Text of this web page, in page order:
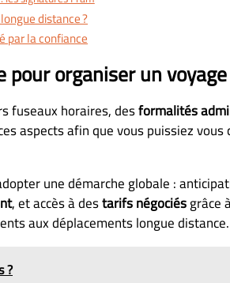
distance ?
par la confiance
pour organiser un
fuseaux horaires, desformalités
aspects afin que vous puissiez
une démarche globale :
, et accès à destarifs négociésgrâce
aux déplacements longue distance.
?